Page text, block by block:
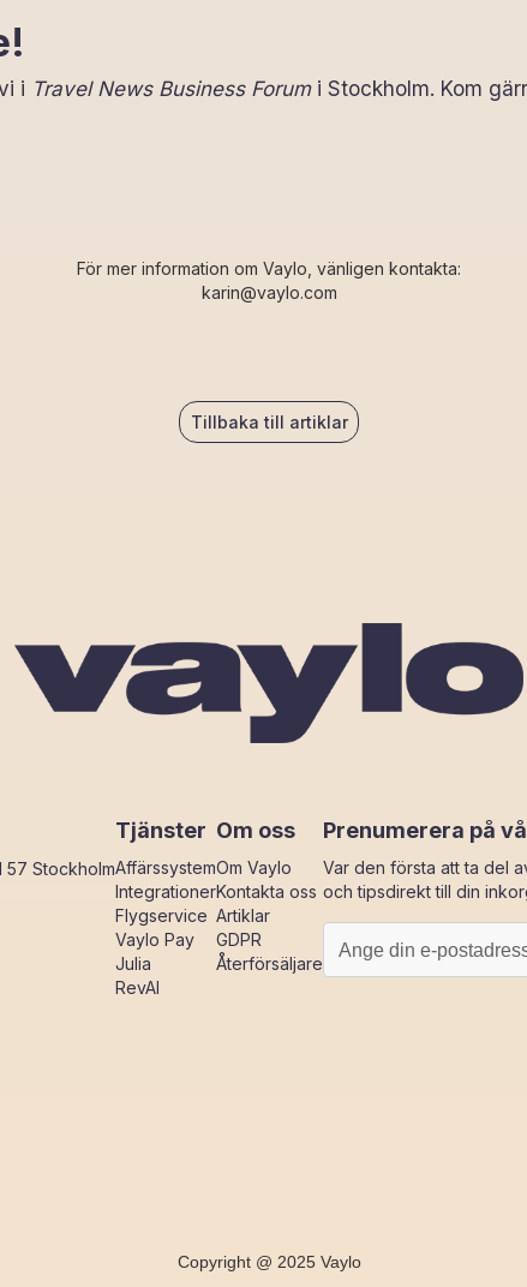
i Travel News Business Forumi Stockholm. Kom
För mer information om Vaylo, vänligen kontakta:
karin@vaylo.com
Tillbaka till artiklar
57 Stockholm
Tjänster
Affärssystem
Integrationer
Flygservice
Vaylo Pay
Julia
RevAI
Om oss
Om Vaylo
Kontakta oss
Artiklar
GDPR
Återförsäljare
Prenumerera på
Var den första att ta del
och tipsdirekt till din
Copyright @ 2025 Vaylo